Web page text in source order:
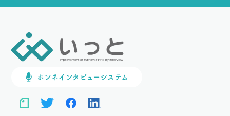
ホンネインタビューシステム